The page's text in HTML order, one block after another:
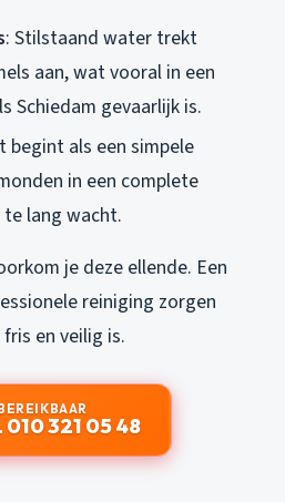
: Stilstaand water trekt
aan, wat vooral in een
Schiedam gevaarlijk is.
begint als een simpele
in een complete
lang wacht.
je deze ellende. Een
reiniging zorgen
en veilig is.
010 321 05 48